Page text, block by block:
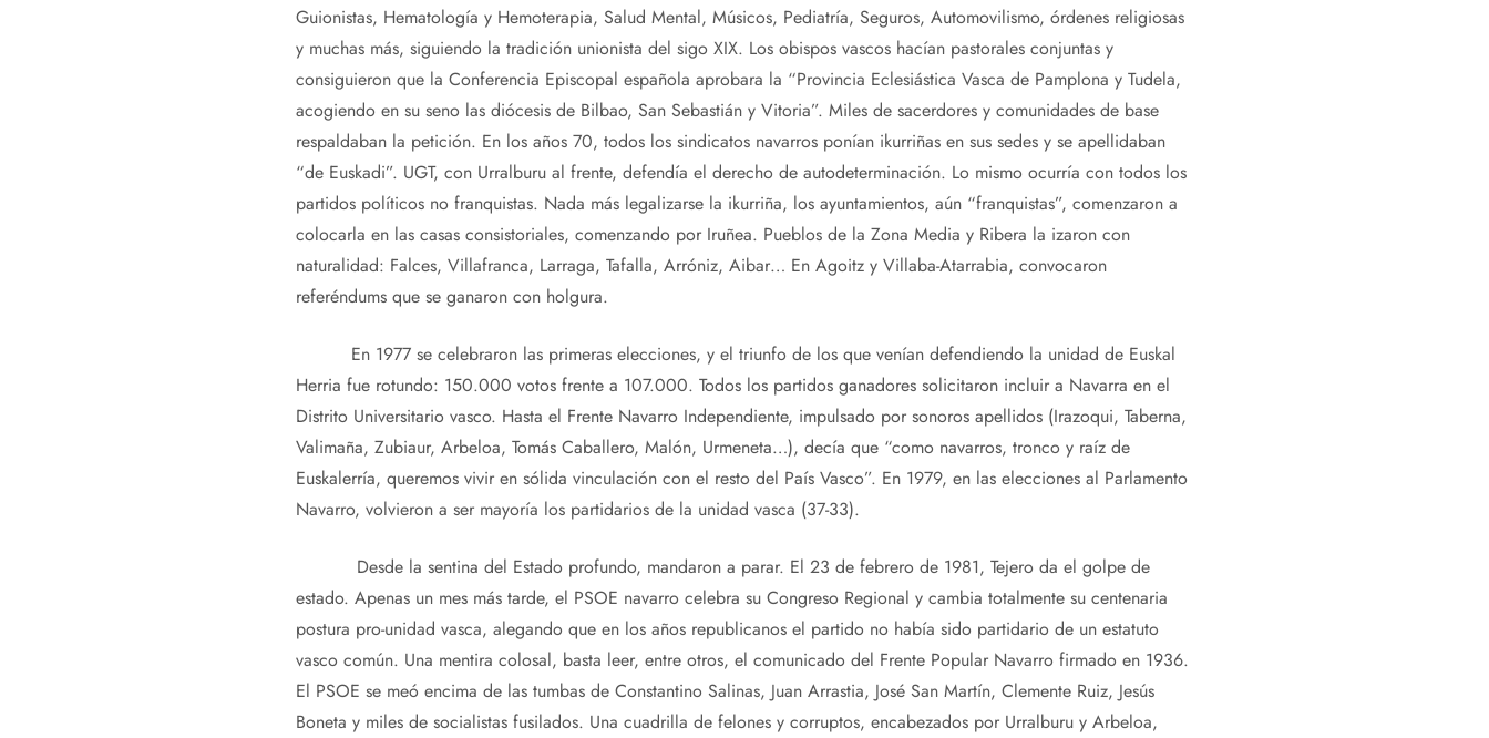
Guionistas, Hematología y Hemoterapia, Salud Mental, Músicos, Pediatría, Seguros, Automovilismo, órdenes religiosas
y muchas más, siguiendo la tradición unionista del sigo XIX. Los obispos vascos hacían pastorales conjuntas y
consiguieron que la Conferencia Episcopal española aprobara la “Provincia Eclesiástica Vasca de Pamplona y Tudela,
acogiendo en su seno las diócesis de Bilbao, San Sebastián y Vitoria”. Miles de sacerdores y comunidades de base
respaldaban la petición. En los años 70, todos los sindicatos navarros ponían ikurriñas en sus sedes y se apellidaban
“de Euskadi”. UGT, con Urralburu al frente, defendía el derecho de autodeterminación. Lo mismo ocurría con todos los
partidos políticos no franquistas. Nada más legalizarse la ikurriña, los ayuntamientos, aún “franquistas”, comenzaron a
colocarla en las casas consistoriales, comenzando por Iruñea. Pueblos de la Zona Media y Ribera la izaron con
naturalidad: Falces, Villafranca, Larraga, Tafalla, Arróniz, Aibar… En Agoitz y Villaba-Atarrabia, convocaron
referéndums que se ganaron con holgura.
En 1977 se celebraron las primeras elecciones, y el triunfo de los que venían defendiendo la unidad de Euskal
Herria fue rotundo: 150.000 votos frente a 107.000. Todos los partidos ganadores solicitaron incluir a Navarra en el
Distrito Universitario vasco. Hasta el Frente Navarro Independiente, impulsado por sonoros apellidos (Irazoqui, Taberna,
Valimaña, Zubiaur, Arbeloa, Tomás Caballero, Malón, Urmeneta…), decía que “como navarros, tronco y raíz de
Euskalerría, queremos vivir en sólida vinculación con el resto del País Vasco”. En 1979, en las elecciones al Parlamento
Navarro, volvieron a ser mayoría los partidarios de la unidad vasca (37-33).
Desde la sentina del Estado profundo, mandaron a parar. El 23 de febrero de 1981, Tejero da el golpe de
estado. Apenas un mes más tarde, el PSOE navarro celebra su Congreso Regional y cambia totalmente su centenaria
postura pro-unidad vasca, alegando que en los años republicanos el partido no había sido partidario de un estatuto
vasco común. Una mentira colosal, basta leer, entre otros, el comunicado del Frente Popular Navarro firmado en 1936.
El PSOE se meó encima de las tumbas de Constantino Salinas, Juan Arrastia, José San Martín, Clemente Ruiz, Jesús
Boneta y miles de socialistas fusilados. Una cuadrilla de felones y corruptos, encabezados por Urralburu y Arbeloa,